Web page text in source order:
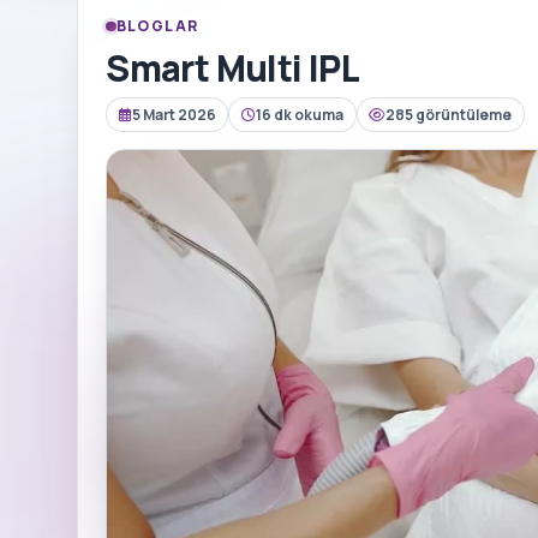
BLOGLAR
Smart Multi IPL
5 Mart 2026 16 dk okuma 285 görüntüleme